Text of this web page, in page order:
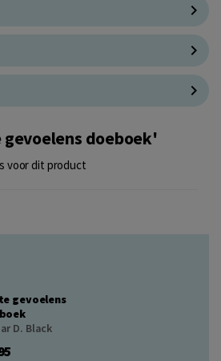
gevoelens doeboek'
voor dit product
gevoelens
D. Black